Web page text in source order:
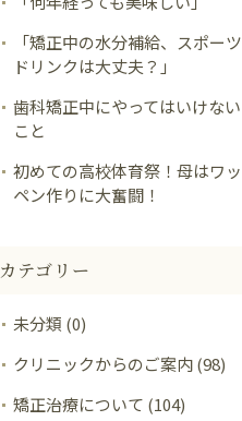
「矯正中の水分補給、スポーツ
ドリンクは大丈夫？」
歯科矯正中にやってはいけない
こと
初めての高校体育祭！母はワッ
ペン作りに大奮闘！
カテゴリー
未分類 (0)
クリニックからのご案内 (98)
矯正治療について (104)